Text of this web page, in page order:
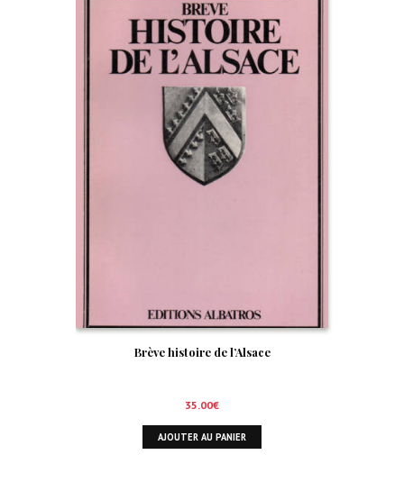
Brève histoire de l’Alsace
35.00€
AJOUTER AU PANIER